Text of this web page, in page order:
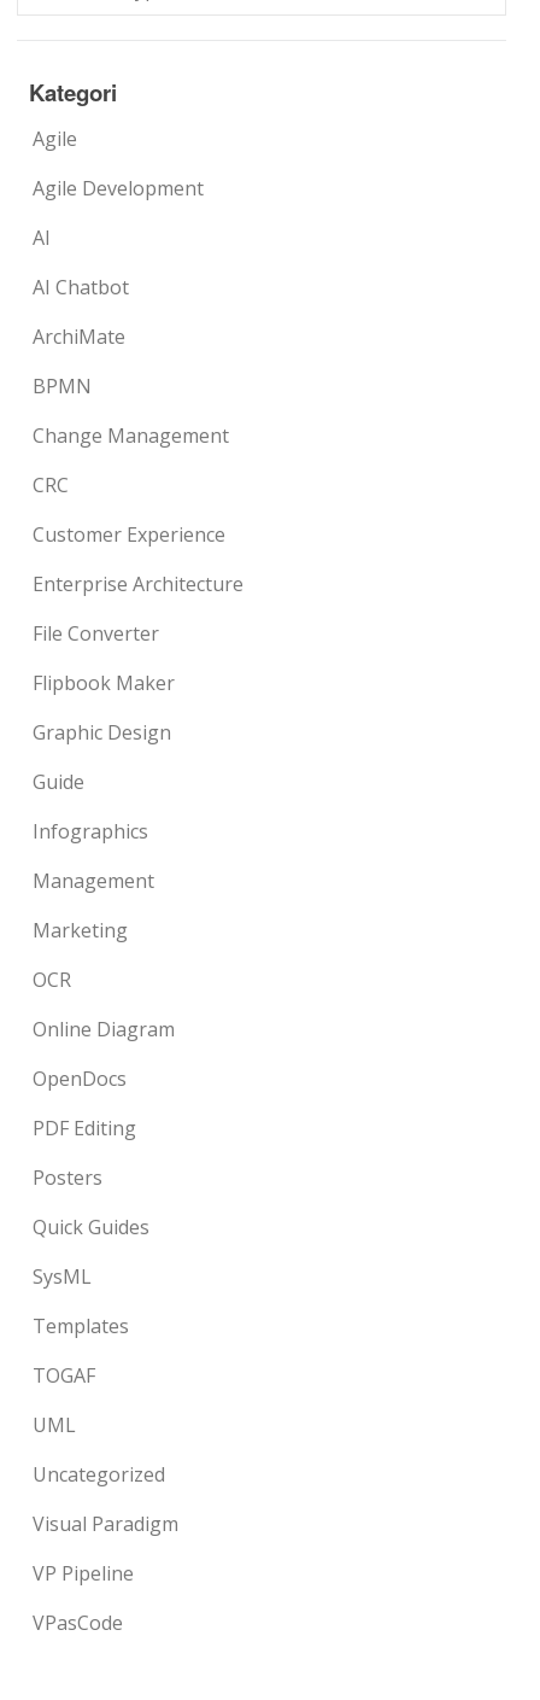
Kategori
Agile
Agile Development
AI
AI Chatbot
ArchiMate
BPMN
Change Management
CRC
Customer Experience
Enterprise Architecture
File Converter
Flipbook Maker
Graphic Design
Guide
Infographics
Management
Marketing
OCR
Online Diagram
OpenDocs
PDF Editing
Posters
Quick Guides
SysML
Templates
TOGAF
UML
Uncategorized
Visual Paradigm
VP Pipeline
VPasCode